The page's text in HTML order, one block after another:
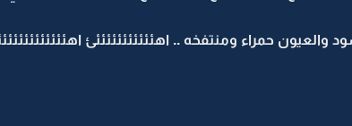
حمراء ومنتفخه .. اهئئئئئئئئئئئئ